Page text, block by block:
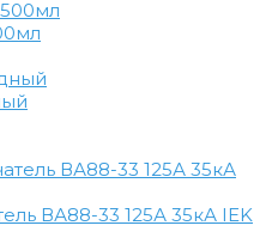
ВА88-33 125А 35кА IEK